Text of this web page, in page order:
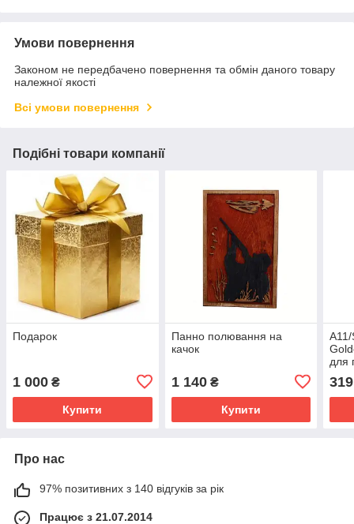
Умови повернення
Законом не передбачено повернення та обмін даного товару
належної якості
Всі умови повернення
Подібні товари компанії
Подарок
1 000 ₴
Купити
Панно полювання на
качок
1 140₴
Купити
А11/
для
Про нас
97% позитивних з 140 відгуків за рік
Працює з 21.07.2014